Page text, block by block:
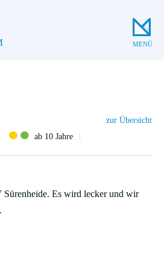
MENÜ
zur Übersicht
ab 10 Jahre
Es wird lecker und wir